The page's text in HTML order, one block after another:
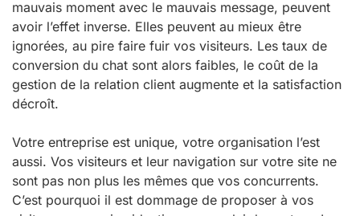
mauvais moment avec le mauvais message, peuvent
avoir l’effet inverse. Elles peuvent au mieux être
ignorées, au pire faire fuir vos visiteurs. Les taux de
conversion du chat sont alors faibles, le coût de la
gestion de la relation client augmente et la satisfaction
décroît.
Votre entreprise est unique, votre organisation l’est
aussi. Vos visiteurs et leur navigation sur votre site ne
sont pas non plus les mêmes que vos concurrents.
C’est pourquoi il est dommage de proposer à vos